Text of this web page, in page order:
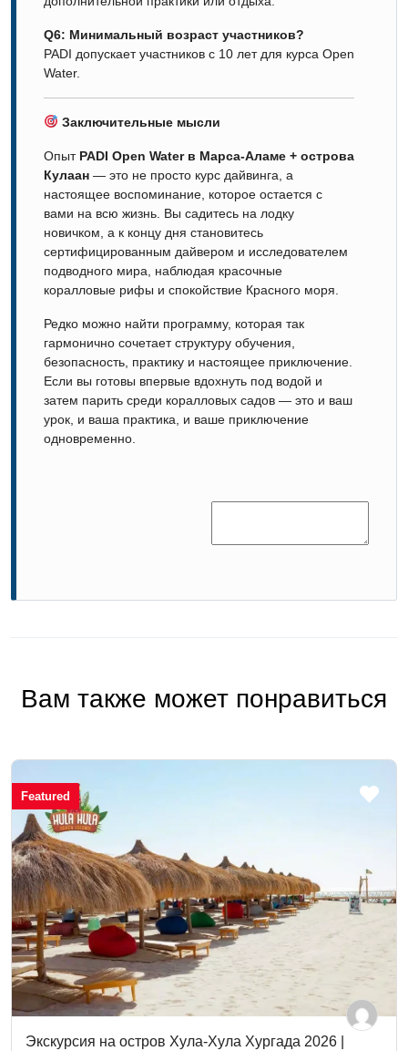
Q6: Минимальный возраст участников?
PADI допускает участников с 10 лет для курса Open
Water.
Заключительные мысли
Опыт PADI Open Water в Марса-Аламе + острова
Кулаан — это не просто курс дайвинга, а
настоящее воспоминание, которое остается с
вами на всю жизнь. Вы садитесь на лодку
новичком, а к концу дня становитесь
сертифицированным дайвером и исследователем
подводного мира, наблюдая красочные
коралловые рифы и спокойствие Красного моря.
Редко можно найти программу, которая так
гармонично сочетает структуру обучения,
безопасность, практику и настоящее приключение.
Если вы готовы впервые вдохнуть под водой и
затем парить среди коралловых садов — это и ваш
урок, и ваша практика, и ваше приключение
одновременно.
Вам также может понравиться
Featured
Экскурсия на остров Хула-Хула Хургада 2026 |